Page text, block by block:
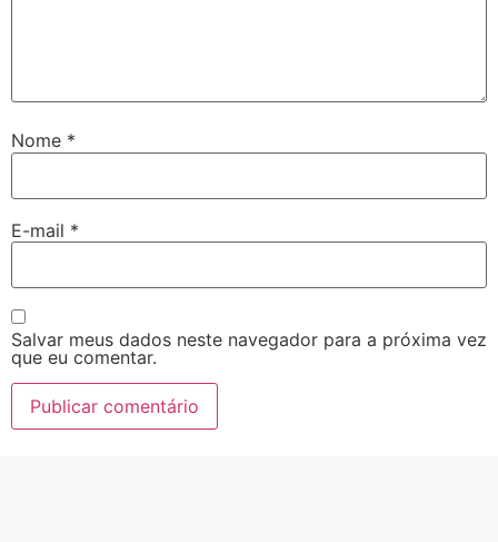
Nome *
E-mail *
Salvar meus dados neste navegador para a próxima vez
que eu comentar.